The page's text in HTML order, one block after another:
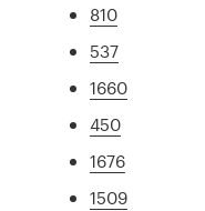
810
537
1660
450
1676
1509